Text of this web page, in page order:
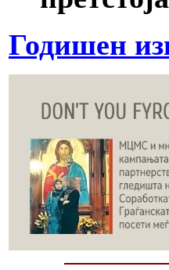
Годишен